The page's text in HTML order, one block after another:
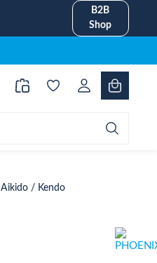
B2B
Shop
Aikido / Kendo